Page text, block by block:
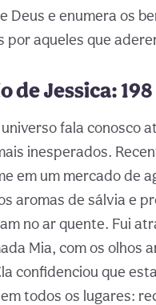
Deus e enumera os
aqueles que
de Jessica: 198
fala conosco
inesperados.
em um mercado de
aromas de sálvia e
no ar quente. Fui
Mia, com os olhos
confidenciou que
em todos os lugares: